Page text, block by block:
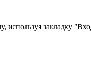
используя закладку